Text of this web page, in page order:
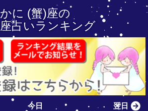
かに (蟹)座の
占いランキング
今日 翌日